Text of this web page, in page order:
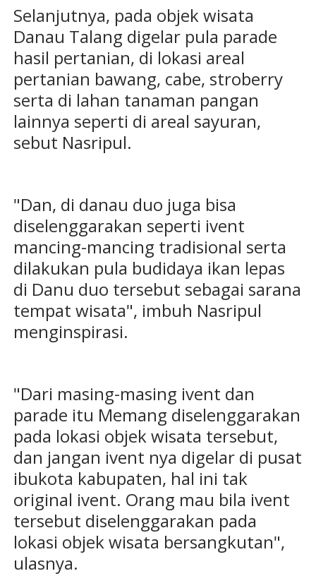
Selanjutnya, pada objek wisata
Danau Talang digelar pula parade
hasil pertanian, di lokasi areal
pertanian bawang, cabe, stroberry
serta di lahan tanaman pangan
lainnya seperti di areal sayuran,
sebut Nasripul.
"Dan, di danau duo juga bisa
diselenggarakan seperti ivent
mancing-mancing tradisional serta
dilakukan pula budidaya ikan lepas
di Danu duo tersebut sebagai sarana
tempat wisata", imbuh Nasripul
menginspirasi.
"Dari masing-masing ivent dan
parade itu Memang diselenggarakan
pada lokasi objek wisata tersebut,
dan jangan ivent nya digelar di pusat
ibukota kabupaten, hal ini tak
original ivent. Orang mau bila ivent
tersebut diselenggarakan pada
lokasi objek wisata bersangkutan",
ulasnya.